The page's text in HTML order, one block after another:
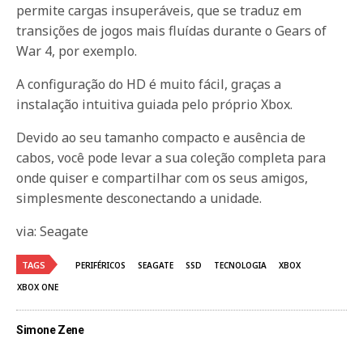
permite cargas insuperáveis, que se traduz em
transições de jogos mais fluídas durante o Gears of
War 4, por exemplo.
A configuração do HD é muito fácil, graças a
instalação intuitiva guiada pelo próprio Xbox.
Devido ao seu tamanho compacto e ausência de
cabos, você pode levar a sua coleção completa para
onde quiser e compartilhar com os seus amigos,
simplesmente desconectando a unidade.
via: Seagate
TAGS PERIFÉRICOS SEAGATE SSD TECNOLOGIA
XBOX
XBOX ONE
Simone Zene